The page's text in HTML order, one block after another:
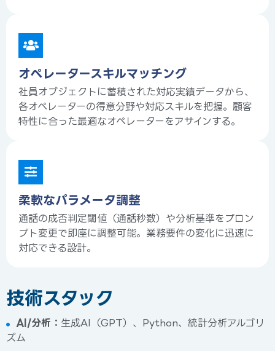
オペレータースキルマッチング
社員オブジェクトに蓄積された対応実績データから、
各オペレーターの得意分野や対応スキルを把握。顧客
特性に合った最適なオペレーターをアサインする。
柔軟なパラメータ調整
通話の成否判定閾値（通話秒数）や分析基準をプロン
プト変更で即座に調整可能。業務要件の変化に迅速に
対応できる設計。
技術スタック
AI/分析： 生成AI（GPT）、Python、統計分析アルゴリ
ズム